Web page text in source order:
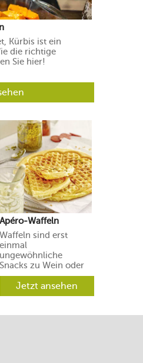
Kürbis ist ein
die richtige
Sie hier!
Apéro-Waffeln
Waffeln sind erst
einmal
ungewöhnliche
Snacks zu Wein oder
Prosecco. Ihre Gäste
werden aber
begeistert sein.
Jetzt ansehen